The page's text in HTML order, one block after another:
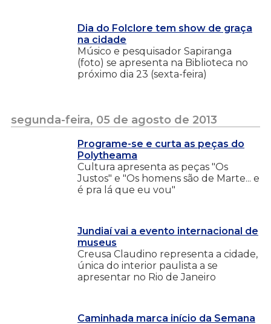
Dia do Folclore tem show de graça
na cidade
Músico e pesquisador Sapiranga
(foto) se apresenta na Biblioteca no
próximo dia 23 (sexta-feira)
segunda-feira, 05 de agosto de 2013
Programe-se e curta as peças do
Polytheama
Cultura apresenta as peças "Os
Justos" e "Os homens são de Marte... e
é pra lá que eu vou"
Jundiaí vai a evento internacional de
museus
Creusa Claudino representa a cidade,
única do interior paulista a se
apresentar no Rio de Janeiro
Caminhada marca início da Semana